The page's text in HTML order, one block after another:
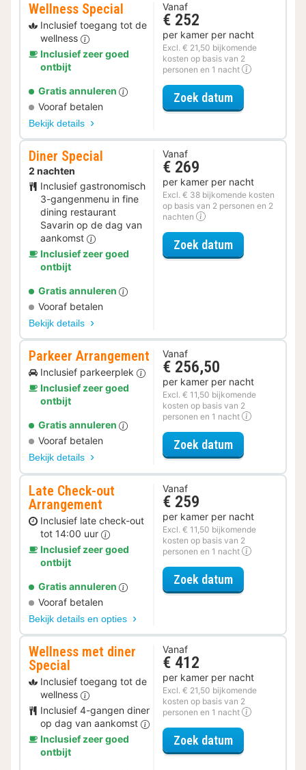
Wellness Special
Inclusief toegang tot de
wellness
Inclusief zeer goed
ontbijt
Gratis annuleren
Vooraf betalen
Bekijk details
Vanaf
€ 252
per kamer per nacht
Excl. € 21,50 bijkomende
kosten op basis van 2
personen en 1 nacht
Zoek datumvoor Wellness
Diner Special
2 nachten
Inclusief gastronomisch
3-gangenmenu in fine
dining restaurant
Savarin op de dag van
aankomst
Inclusief zeer goed
ontbijt
Gratis annuleren
Vooraf betalen
Bekijk details
Vanaf
€ 269
per kamer per nacht
Excl. € 38 bijkomende kosten
op basis van 2 personen en 2
nachten
Zoek datumvoor Diner
Parkeer Arrangement
Inclusief parkeerplek
Inclusief zeer goed
ontbijt
Gratis annuleren
Vooraf betalen
Bekijk details
Vanaf
€ 256,50
per kamer per nacht
Excl. € 11,50 bijkomende
kosten op basis van 2
personen en 1 nacht
Zoek datumvoor Parkeer
Late Check-out
Arrangement
Inclusief late check-out
tot 14:00 uur
Inclusief zeer goed
ontbijt
Gratis annuleren
Vooraf betalen
Bekijk details en opties
Vanaf
€ 259
per kamer per nacht
Excl. € 11,50 bijkomende
kosten op basis van 2
personen en 1 nacht
Zoek datumvoor Late
Wellness met diner
Special
Inclusief toegang tot de
wellness
Inclusief 4-gangen diner
op dag van aankomst
Inclusief zeer goed
ontbijt
Vanaf
€ 412
per kamer per nacht
Excl. € 21,50 bijkomende
kosten op basis van 2
personen en 1 nacht
Zoek datumvoor